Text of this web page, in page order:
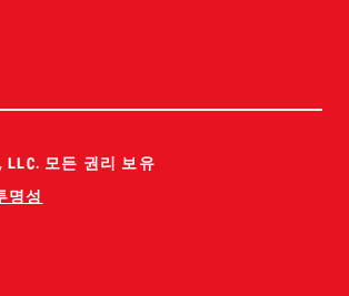
LLC. 모든 권리 보유
명성